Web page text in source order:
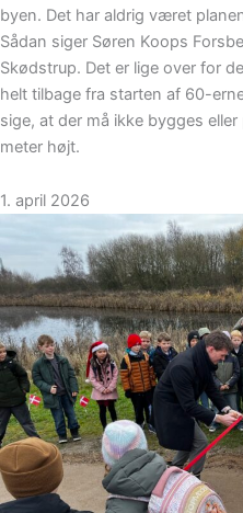
byen. Det har aldrig været
Sådan siger Søren Koops
Skødstrup. Det er lige over for
helt tilbage fra starten af 60-
sige, at der må ikke bygges
meter højt.
1. april 2026